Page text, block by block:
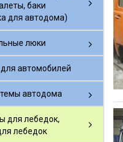
баки
для автодома)
люки
автомобилей
автодома
для лебедок,
лебедок